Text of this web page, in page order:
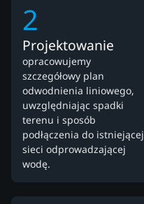
2
Projektowanie
opracowujemy
szczegółowy plan
odwodnienia liniowego,
uwzględniając spadki
terenu i sposób
podłączenia do istniejącej
sieci odprowadzającej
wodę.